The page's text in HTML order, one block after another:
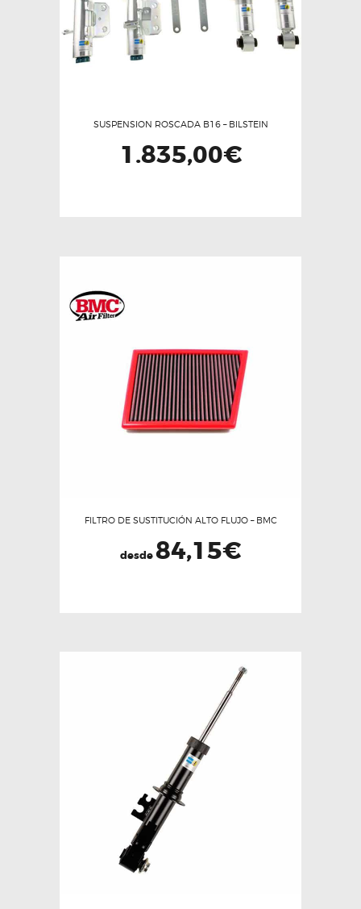
SUSPENSION ROSCADA B16 – BILSTEIN
1.835,00€
FILTRO DE SUSTITUCIÓN ALTO FLUJO – BMC
desde84,15€
opciones
se
pueden
elegir
en